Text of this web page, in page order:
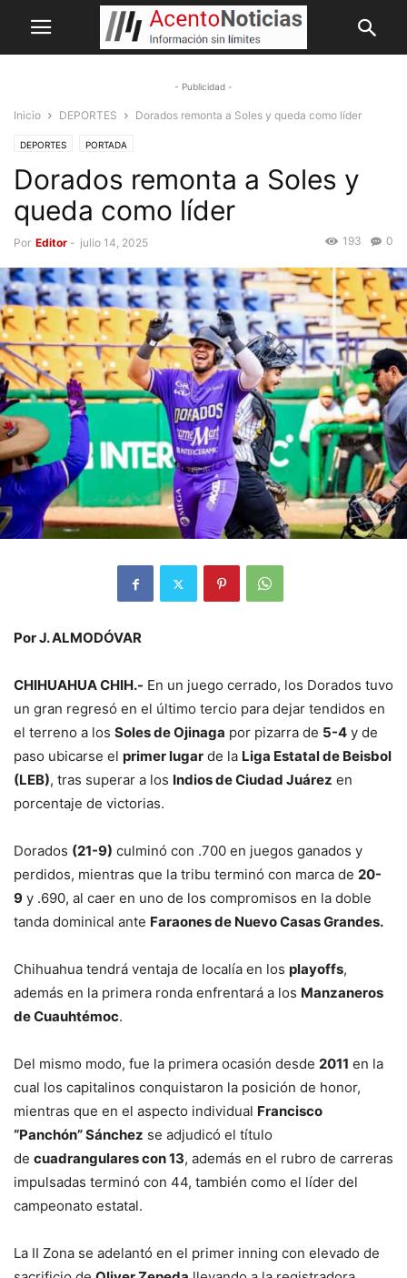
- Publicidad -
Inicio DEPORTES Dorados remonta a Soles y queda como líder
DEPORTES PORTADA
Dorados remonta a Soles y
queda como líder
Por Editor - julio 14, 2025 0
193
Por J. ALMODÓVAR
CHIHUAHUA CHIH.- En un juego cerrado, los Dorados tuvo
un gran regresó en el último tercio para dejar tendidos en
el terreno a los Soles de Ojinaga por pizarra de 5-4 y de
paso ubicarse el primer lugar de la Liga Estatal de Beisbol
(LEB), tras superar a los Indios de Ciudad Juárez en
porcentaje de victorias.
Dorados (21-9) culminó con .700 en juegos ganados y
perdidos, mientras que la tribu terminó con marca de 20-
9 y .690, al caer en uno de los compromisos en la doble
tanda dominical ante Faraones de Nuevo Casas Grandes.
Chihuahua tendrá ventaja de localía en los playoffs,
además en la primera ronda enfrentará a los Manzaneros
de Cuauhtémoc.
Del mismo modo, fue la primera ocasión desde 2011 en la
cual los capitalinos conquistaron la posición de honor,
mientras que en el aspecto individual Francisco
“Panchón” Sánchez se adjudicó el título
de cuadrangulares con 13, además en el rubro de carreras
impulsadas terminó con 44, también como el líder del
campeonato estatal.
La II Zona se adelantó en el primer inning con elevado de